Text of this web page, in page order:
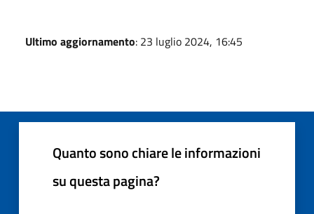
Ultimo aggiornamento: 23 luglio 2024, 16:45
Quanto sono chiare le informazioni
su questa pagina?